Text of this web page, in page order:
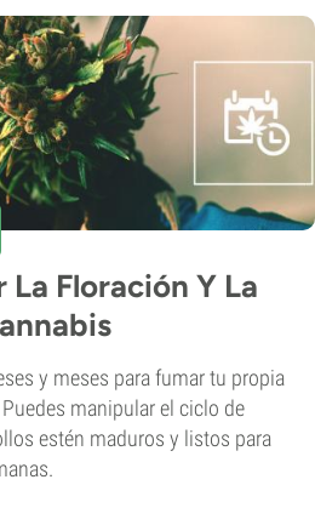
Floración Y La
y meses para fumar tu propia
manipular el ciclo de
estén maduros y listos para